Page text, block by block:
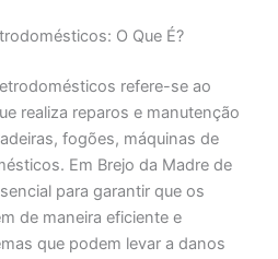
O Que É?
refere-se ao
realiza reparos e manutenção
fogões, máquinas de
Em Brejo da Madre de
para garantir que os
de maneira eficiente e
que podem levar a danos